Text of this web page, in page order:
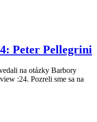
Peter Pellegrini
na otázky Barbory
:24. Pozreli sme sa na